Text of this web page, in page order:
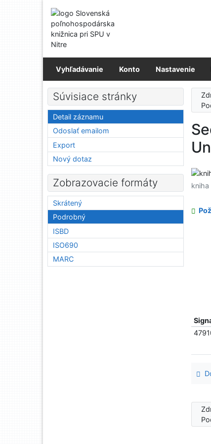
Prejsť na menu
Prehlásenie o webovej prístupnosti
Vyhľadávanie Konto Nastavenie
kniha
Súvisiace stránky
Detail záznamu
Odoslať emailom
Export
Nový dotaz
Zobrazovacie formáty
Skrátený
Podrobný
ISBD
ISO690
MARC